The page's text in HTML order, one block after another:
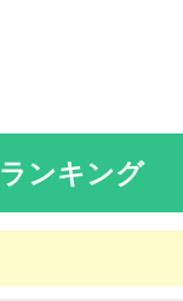
ンキング